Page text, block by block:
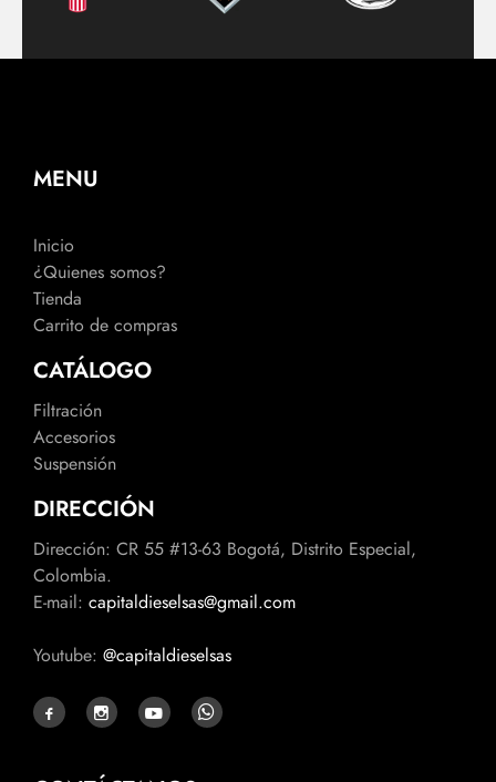
MENU
Inicio
¿Quienes somos?
Tienda
Carrito de compras
CATÁLOGO
Filtración
Accesorios
Suspensión
DIRECCIÓN
Dirección: CR 55 #13-63 Bogotá, Distrito Especial,
Colombia.
E-mail: capitaldieselsas@gmail.com
Youtube: @capitaldieselsas